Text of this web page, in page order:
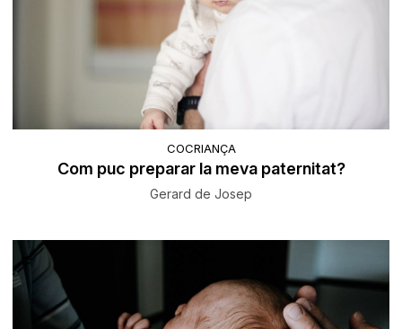
COCRIANÇA
Com puc preparar la meva paternitat?
Gerard de Josep